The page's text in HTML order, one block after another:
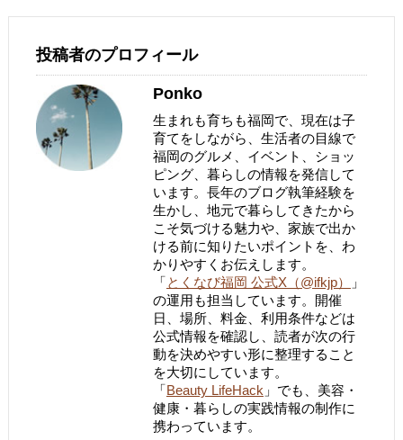
投稿者のプロフィール
Ponko
生まれも育ちも福岡で、現在は子
育てをしながら、生活者の目線で
福岡のグルメ、イベント、ショッ
ピング、暮らしの情報を発信して
います。長年のブログ執筆経験を
生かし、地元で暮らしてきたから
こそ気づける魅力や、家族で出か
ける前に知りたいポイントを、わ
かりやすくお伝えします。
「とくなび福岡 公式X（@ifkjp）
」
の運用も担当しています。開催
日、場所、料金、利用条件などは
公式情報を確認し、読者が次の行
動を決めやすい形に整理すること
を大切にしています。
「Beauty LifeHack 」でも、美容・
健康・暮らしの実践情報の制作に
携わっています。